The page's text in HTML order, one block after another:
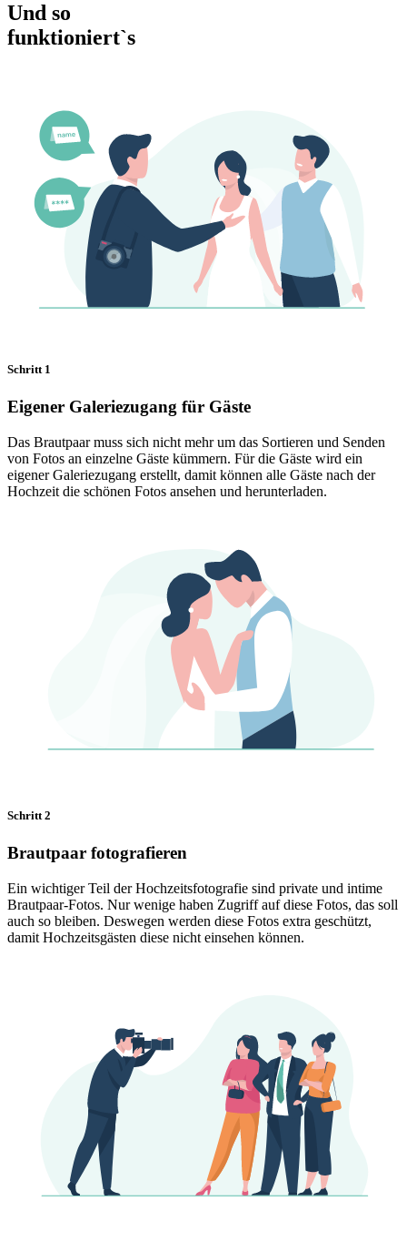
Und so
funktioniert`s
Schritt 1
Eigener Galeriezugang für Gäste
Das Brautpaar muss sich nicht mehr um das Sortieren und Senden
von Fotos an einzelne Gäste kümmern. Für die Gäste wird ein
eigener Galeriezugang erstellt, damit können alle Gäste nach der
Hochzeit die schönen Fotos ansehen und herunterladen.
Schritt 2
Brautpaar fotografieren
Ein wichtiger Teil der Hochzeitsfotografie sind private und intime
Brautpaar-Fotos. Nur wenige haben Zugriff auf diese Fotos, das soll
auch so bleiben. Deswegen werden diese Fotos extra geschützt,
damit Hochzeitsgästen diese nicht einsehen können.